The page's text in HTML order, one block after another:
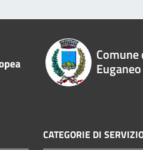
Euganeo
CATEGORIE DI